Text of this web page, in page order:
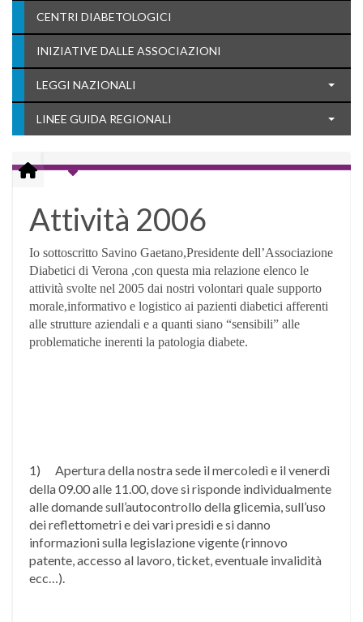
CENTRI DIABETOLOGICI
INIZIATIVE DALLE ASSOCIAZIONI
LEGGI NAZIONALI
LINEE GUIDA REGIONALI
Attività 2006
Io sottoscritto Savino Gaetano,Presidente dell’Associazione
Diabetici di Verona ,con questa mia relazione elenco le
attività svolte nel 2005 dai nostri volontari quale supporto
morale,informativo e logistico ai pazienti diabetici afferenti
alle strutture aziendali e a quanti siano “sensibili” alle
problematiche inerenti la patologia diabete.
1)
Apertura della nostra sede il mercoledì e il venerdì
della 09.00 alle 11.00, dove si risponde individualmente
alle domande sull’autocontrollo della glicemia, sull’uso
dei reflettometri e dei vari presidi e si danno
informazioni sulla legislazione vigente (rinnovo
patente, accesso al lavoro, ticket, eventuale invalidità
ecc…).